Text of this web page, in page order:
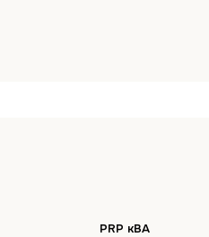
PRP кВА